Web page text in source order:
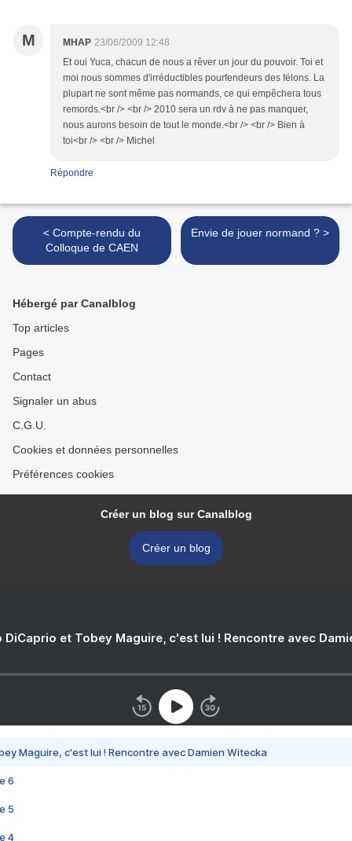
M MHAP 23/06/2009 12:48
Et oui Yuca, chacun de nous a rêver un jour du pouvoir. Toi et
moi nous sommes d'irréductibles pourfendeurs des félons. La
plupart ne sont même pas normands, ce qui empêchera tous
remords.<br /> <br /> 2010 sera un rdv à ne pas manquer,
nous aurons besoin de tout le monde.<br /> <br /> Bien à
toi<br /> <br /> Michel
Répondre
< Compte-rendu du
Colloque de CAEN
Envie de jouer normand ? >
Hébergé par Canalblog
Top articles
Pages
Contact
Signaler un abus
C.G.U.
Cookies et données personnelles
Préférences cookies
Créer un blog sur Canalblog
Créer un blog
DiCaprio et Tobey Maguire, c'est lui ! Rencontre avec
Maguire, c'est lui ! Rencontre avec Damien Witecka
6
5
4